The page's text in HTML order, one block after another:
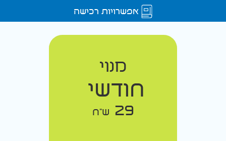
אפשרויות רכישה
מנוי
חודשי
29 ש"ח